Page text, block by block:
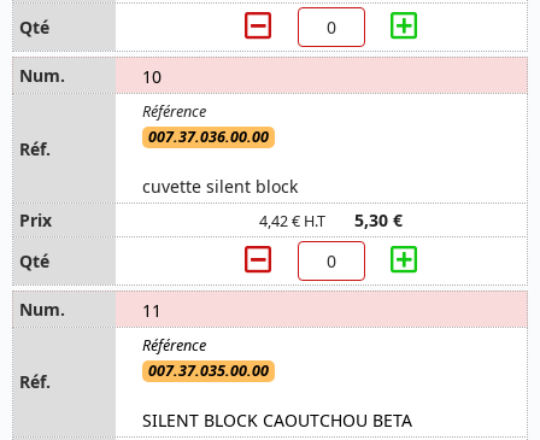
10
007.37.036.00.00
cuvette silent block
4,42 € H.T 5,30 €
11
007.37.035.00.00
SILENT BLOCK CAOUTCHOU BETA